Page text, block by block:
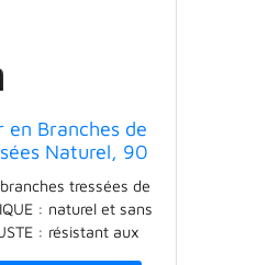
en Branches de
Naturel, 90
La cordeline
Marron
tressées de
: naturel et sans
: résistant aux